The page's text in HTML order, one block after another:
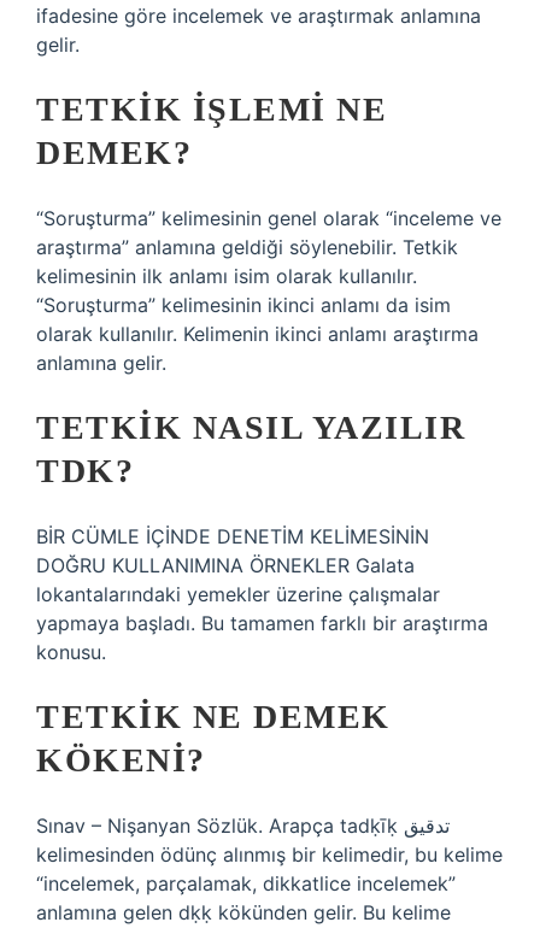
ifadesine göre incelemek ve araştırmak anlamına
gelir.
TETKIK IŞLEMI NE
DEMEK?
“Soruşturma” kelimesinin genel olarak “inceleme ve
araştırma” anlamına geldiği söylenebilir. Tetkik
kelimesinin ilk anlamı isim olarak kullanılır.
“Soruşturma” kelimesinin ikinci anlamı da isim
olarak kullanılır. Kelimenin ikinci anlamı araştırma
anlamına gelir.
TETKIK NASIL YAZILIR
TDK?
BİR CÜMLE İÇİNDE DENETİM KELİMESİNİN
DOĞRU KULLANIMINA ÖRNEKLER Galata
lokantalarındaki yemekler üzerine çalışmalar
yapmaya başladı. Bu tamamen farklı bir araştırma
konusu.
TETKIK NE DEMEK
KÖKENI?
Sınav – Nişanyan Sözlük. Arapça tadḳīḳ تدقيق
kelimesinden ödünç alınmış bir kelimedir, bu kelime
“incelemek, parçalamak, dikkatlice incelemek”
anlamına gelen dḳḳ kökünden gelir. Bu kelime